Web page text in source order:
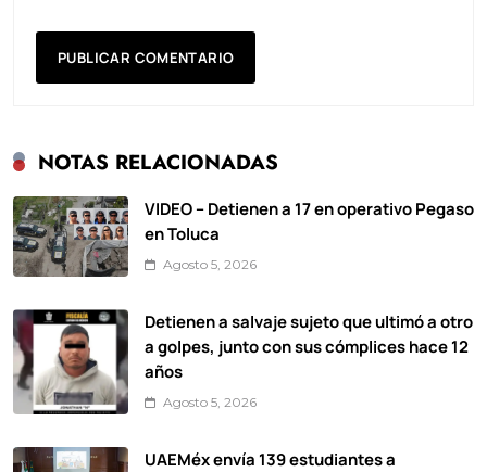
NOTAS RELACIONADAS
VIDEO – Detienen a 17 en operativo Pegaso
en Toluca
Agosto 5, 2026
Detienen a salvaje sujeto que ultimó a otro
a golpes, junto con sus cómplices hace 12
años
Agosto 5, 2026
UAEMéx envía 139 estudiantes a